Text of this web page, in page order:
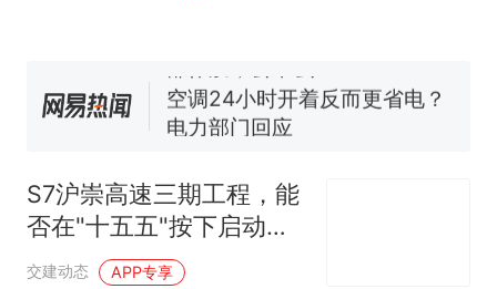
空调24小时开着反而更省电？
电力部门回应
试前13名均遭淘汰？教育局：
已叫停招聘，成立调查组全面
核查
“不建议大家买深色蛋糕”上热
搜，网友：天塌了！
热
S7沪崇高速三期工程，能
否在"十五五"按下启动
键？
交建动态 APP专享